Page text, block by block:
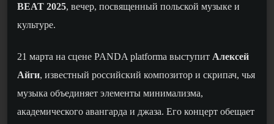
BEAT 2025, вечер, посвященный польской музыке и
культуре.
21 марта на сцене PANDA platforma выступит Алексей
Айги, известный российский композитор и скрипач, чья
музыка объединяет элементы минимализма,
академического авангарда и джаза. Его концерт обещает